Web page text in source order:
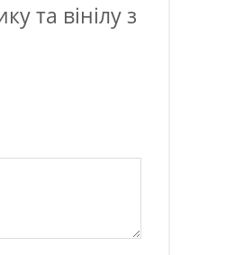
та вінілу з